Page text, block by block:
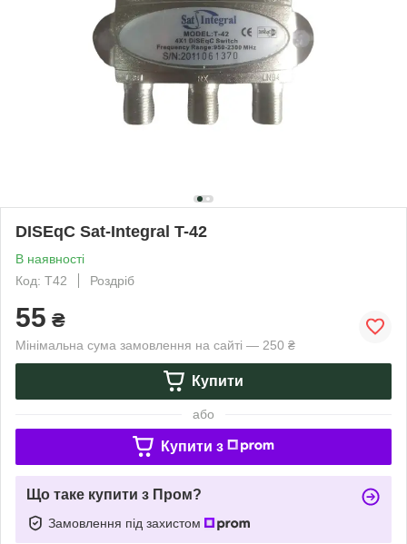
DISEqC Sat-Integral T-42
В наявності
Код: Т42
Роздріб
55 ₴
Мінімальна сума замовлення на сайті — 250 ₴
Купити
або
Купити з
Що таке купити з Пром?
Замовлення під захистом